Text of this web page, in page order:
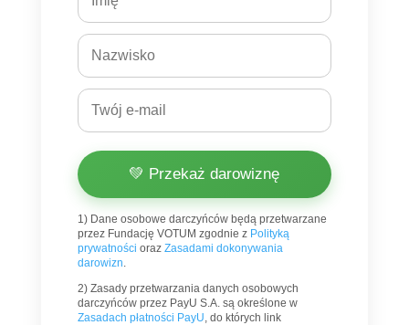
💚 Przekaż darowiznę
1) Dane osobowe darczyńców będą przetwarzane
przez Fundację VOTUM zgodnie z Polityką
prywatności oraz Zasadami dokonywania
darowizn.
2) Zasady przetwarzania danych osobowych
darczyńców przez PayU S.A. są określone w
Zasadach płatności PayU, do których link